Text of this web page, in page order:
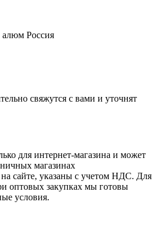
алюм Россия
свяжутся с вами и уточнят
для интернет-магазина и может
магазинах
сайте, указаны с учетом НДС. Для
оптовых закупках мы готовы
условия.